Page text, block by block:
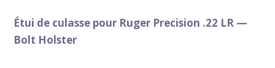
Étui de culasse pour Ruger Precision .22 LR —
Bolt Holster